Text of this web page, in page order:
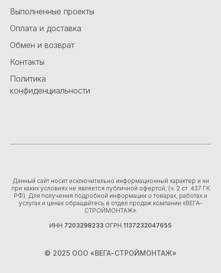
Выполненные проекты
Оплата и доставка
Обмен и возврат
Контакты
Политика
конфиденциальности
Данный сайт носит исключительно информационный характер и ни
при каких условиях не является публичной офертой, (ч. 2 ст. 437 ГК
РФ). Для получения подробной информации о товарах, работах и
услугах и ценах обращайтесь в отдел продаж компании «ВЕГА-
СТРОЙМОНТАЖ».
ИНН 7203298233 ОГРН 1137232047655
© 2025 ООО «ВЕГА-СТРОЙМОНТАЖ»